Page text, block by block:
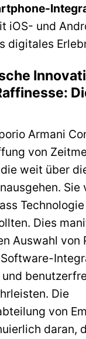
iOS- und
digitales
Armani
von
weit über
Dies
Auswahl von
Die
von
daran,